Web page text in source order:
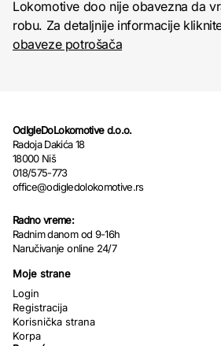
Lokomotive doo nije obavezna da
robu. Za detaljnije informacije
obaveze potrošača
OdIgleDoLokomotive d.o.o.
Radoja Dakića 18
18000 Niš
018/575-773
office@odigledolokomotive.rs
Radno vreme:
Radnim danom od 9-16h
Naručivanje online 24/7
Moje strane
Login
Registracija
Korisnička strana
Korpa